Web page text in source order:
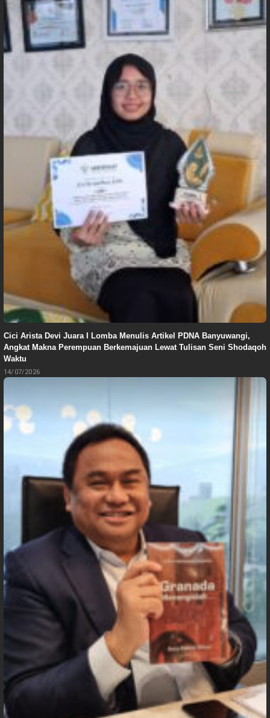
Cici Arista Devi Juara I Lomba Menulis Artikel PDNA Banyuwangi,
Angkat Makna Perempuan Berkemajuan Lewat Tulisan Seni Shodaqoh
Waktu
14/07/2026